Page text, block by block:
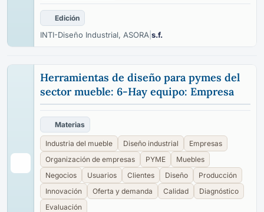
Edición
INTI-Diseño Industrial, ASORA s.f.
Herramientas de diseño para pymes del
sector mueble: 6-Hay equipo: Empresa
Materias
Industria del mueble Diseño industrial
Empresas
Organización de empresas
PYME
Muebles
Negocios
Usuarios Clientes Diseño
Producción
Innovación
Oferta y demanda Calidad
Diagnóstico
Evaluación